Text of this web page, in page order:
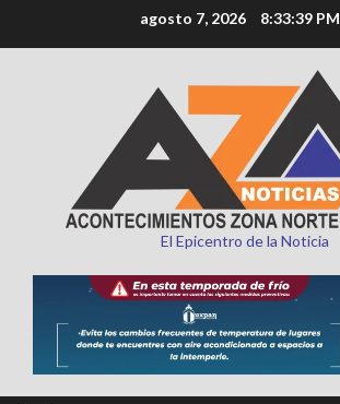
al
agosto 7, 2026 8:33:41 PM
El Epicentro de la Noticia